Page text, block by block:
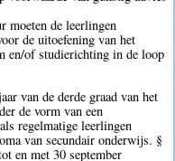
moeten de leerlingen
de uitoefening van het
en/of studierichting in de loop
van de derde graad van het
de vorm van een
regelmatige leerlingen
van secundair onderwijs. §
en met 30 september